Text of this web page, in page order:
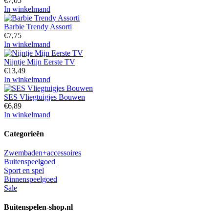
In winkelmand
Barbie Trendy Assorti
€7,75
In winkelmand
Nijntje Mijn Eerste TV
€13,49
In winkelmand
SES Vliegtuigjes Bouwen
€6,89
In winkelmand
Categorieën
Zwembaden+accessoires
Buitenspeelgoed
Sport en spel
Binnenspeelgoed
Sale
Buitenspelen-shop.nl